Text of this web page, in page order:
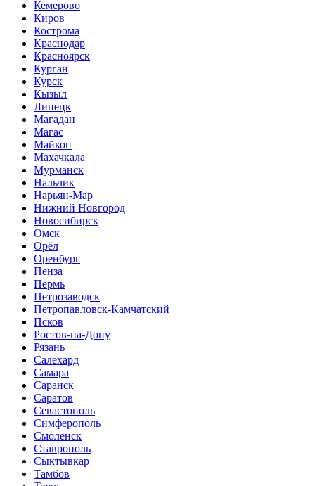
Кемерово
Киров
Кострома
Краснодар
Красноярск
Курган
Курск
Кызыл
Липецк
Магадан
Магас
Майкоп
Махачкала
Мурманск
Нальчик
Нарьян-Мар
Нижний Новгород
Новосибирск
Омск
Орёл
Оренбург
Пенза
Пермь
Петрозаводск
Петропавловск-Камчатский
Псков
Ростов-на-Дону
Рязань
Салехард
Самара
Саранск
Саратов
Севастополь
Симферополь
Смоленск
Ставрополь
Сыктывкар
Тамбов